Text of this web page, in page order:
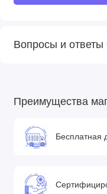
Вопросы и ответы
Преимущества
Бесплатная